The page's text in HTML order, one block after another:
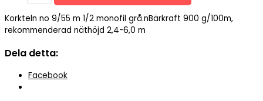
m
1/2
grå
Korkteln no 9/55 m 1/2 monofil grå.nBärkraft 900 g/100m,
rekommenderad näthöjd 2,4-6,0 m
Dela detta:
Facebook